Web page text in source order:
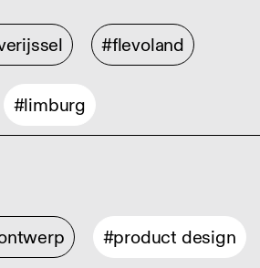
#flevoland
#limburg
#product design